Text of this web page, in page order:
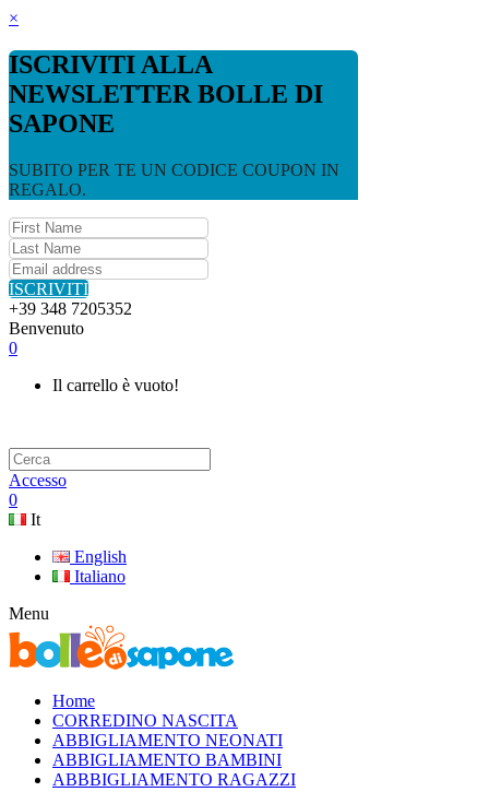
×
ISCRIVITI ALLA
NEWSLETTER BOLLE DI
SAPONE
SUBITO PER TE UN CODICE COUPON IN
REGALO.
ISCRIVITI
+39 348 7205352
Benvenuto
0
Il carrello è vuoto!
Accesso
0
It
English
Italiano
Menu
Home
CORREDINO NASCITA
ABBIGLIAMENTO NEONATI
ABBIGLIAMENTO BAMBINI
ABBBIGLIAMENTO RAGAZZI